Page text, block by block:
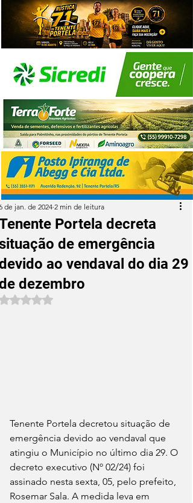
Portela decreta
de emergência
ao vendaval do dia 29
dezembro
de jan. de 2024 2 min de leitura
Avaliado com NaN de 5 estrelas.
Tenente Portela decretou situação de
emergência devido ao vendaval que
atingiu o Município no último dia 29. O
decreto executivo (Nº 02/24) foi
assinado nesta sexta, 05, pelo prefeito,
Rosemar Sala. A medida leva em